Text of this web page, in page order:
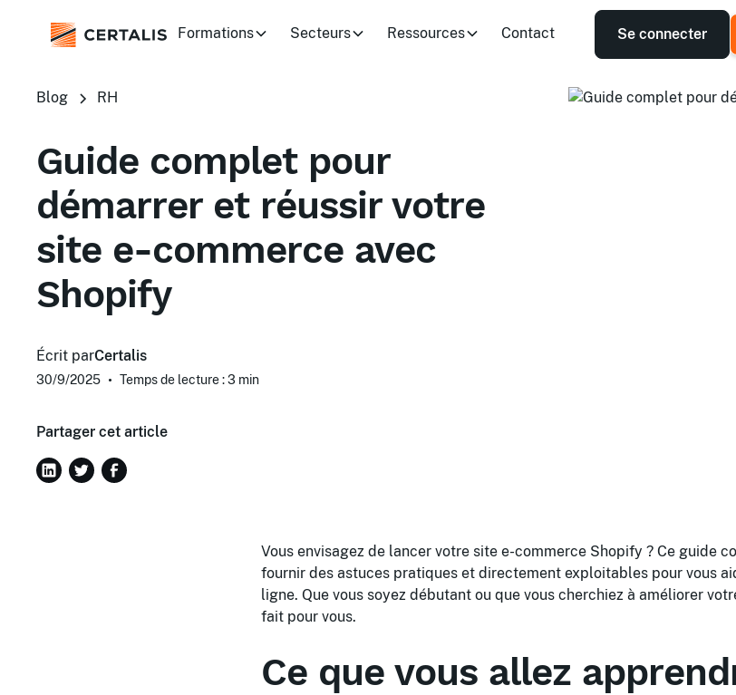
Formations Secteurs Ressources Contact Se connecter
Blog RH
Guide complet pour
démarrer et réussir votre
site e-commerce avec
Shopify
Écrit parCertalis
30/9/2025 • Temps de lecture : 3 min
Partager cet article
Vous envisagez de lancer votre site e-commerce Shopify ? Ce guide
fournir des astuces pratiques et directement exploitables pour vous
ligne. Que vous soyez débutant ou que vous cherchiez à améliorer
fait pour vous.
Ce que vous allez